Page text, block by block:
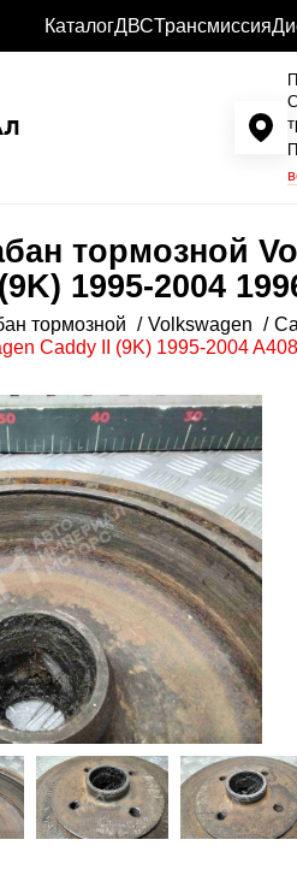
КаталогДВСТрансмиссия
тормозной
1995-2004
тормозной Volkswagen
Caddy II (9K) 1995-2004